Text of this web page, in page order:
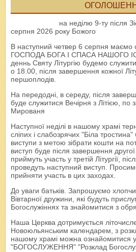
на неділю 9-ту після
серпня 2026 року Божого
В наступний четвер 6 серпня
ГОСПОДА БОГА І СПАСА НАШОГО
деннь Святу Літургію будемо
о 18.00, після завершення кожної
першоплодів.
На передодні, в середу, після
буде служитися Вечірня з Літією, по
Мированя
Наступної неділі в нашому храмі
сліпих і слабозрячих "Біла
виступи з метою зібрати кошти на
виступ буде після завершення другої
приймуть участь у третій Літургії,
проведуть наступний виступ.
прийняти участь в цих заходах.
До уваги батьків. Запрошуємо
Вівтарної дружини, які будуть
Богослужіннях та знайомитися з
Наша Церква дотримується
Новоюльянським календарем, з
нашому храмі можна ознайомитися у
"БОГОСЛУЖЕННЯ" "Розклад